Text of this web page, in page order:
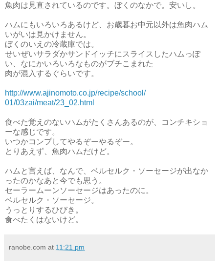
魚肉は見直されているのです。ぼくのなかで。安いし。
ハムにもいろいろあるけど、お歳暮お中元以外は魚肉ハム
いがいは見かけません。
ぼくのいえの冷蔵庫では。
せいぜいサラダかサンドイッチにスライスしたハムっぽ
い、なにかいろいろなものがブチこまれた
肉が混入するぐらいです。
http://www.ajinomoto.co.jp/recipe/school/
01/03zai/meat/23_02.html
食べた覚えのないハムがたくさんあるのが、コンチキショ
ーな感じです。
いつかコンプしてやるぞーやるぞー。
とりあえず、魚肉ハムだけど。
ハムと言えば、なんで、ベルセルク・ソーセージが出なか
ったのかなあと今でも思う。
セーラームーンソーセージはあったのに。
ベルセルク・ソーセージ。
うっとりするひびき。
食べたくはないけど。
ranobe.com at 11:21 pm